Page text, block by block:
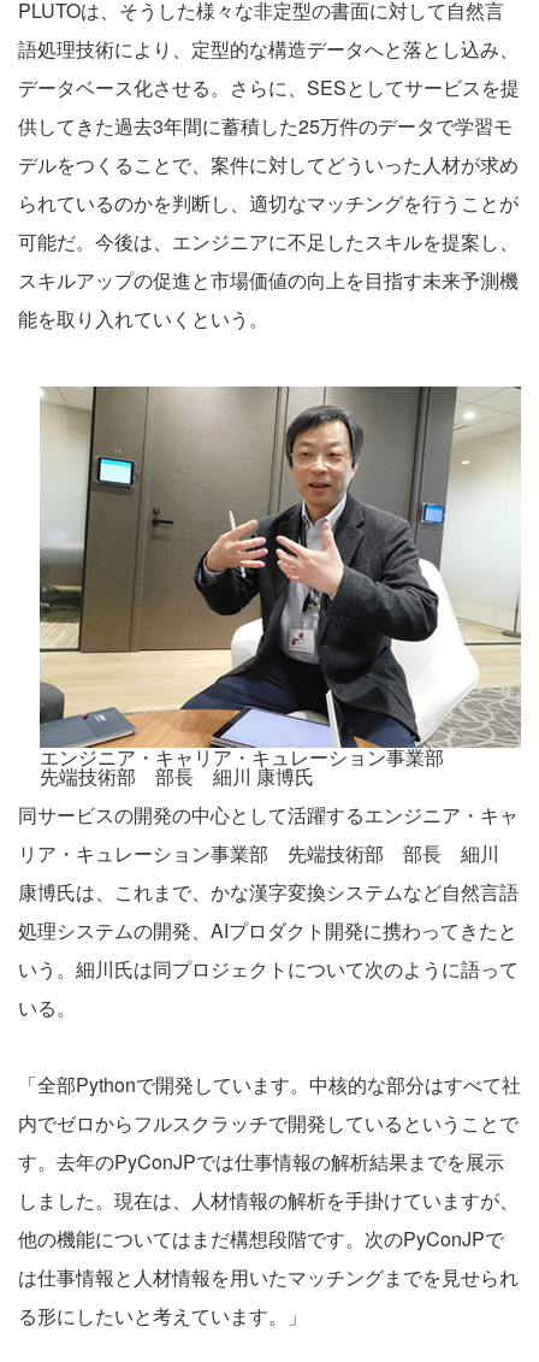
PLUTOは、そうした様々な非定型の書面に対して自然言
語処理技術により、定型的な構造データへと落とし込み、
データベース化させる。さらに、SESとしてサービスを提
供してきた過去3年間に蓄積した25万件のデータで学習モ
デルをつくることで、案件に対してどういった人材が求め
られているのかを判断し、適切なマッチングを行うことが
可能だ。今後は、エンジニアに不足したスキルを提案し、
スキルアップの促進と市場価値の向上を目指す未来予測機
能を取り入れていくという。
エンジニア・キャリア・キュレーション事業部
先端技術部 部長 細川 康博氏
同サービスの開発の中心として活躍するエンジニア・キャ
リア・キュレーション事業部 先端技術部 部長 細川
康博氏は、これまで、かな漢字変換システムなど自然言語
処理システムの開発、AIプロダクト開発に携わってきたと
いう。細川氏は同プロジェクトについて次のように語って
いる。
「全部Pythonで開発しています。中核的な部分はすべて社
内でゼロからフルスクラッチで開発しているということで
す。去年のPyConJPでは仕事情報の解析結果までを展示
しました。現在は、人材情報の解析を手掛けていますが、
他の機能についてはまだ構想段階です。次のPyConJPで
は仕事情報と人材情報を用いたマッチングまでを見せられ
る形にしたいと考えています。」